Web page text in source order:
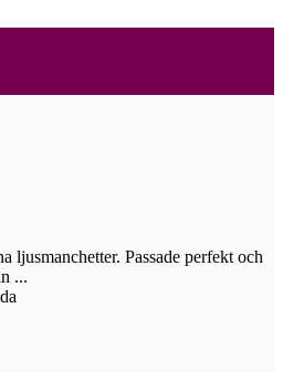
ljusmanchetter. Passade perfekt och
...